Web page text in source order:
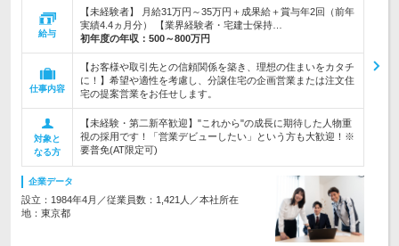
給与
【未経験者】 月給31万円～35万円＋成果給＋賞与年2回（前年
実績4.4ヵ月分） 【業界経験者・宅建士保持…
初年度の年収： 500～800万円
仕事内容
【お客様や取引先との信頼関係を築き、理想の住まいをカタチ
に！】希望や適性を考慮し、分譲住宅の企画営業または注文住
宅の提案営業をお任せします。
対象と
なる方
【未経験・第二新卒歓迎】"これから"の成長に期待した人物重
視の採用です！「営業デビューしたい」という方も大歓迎！※
要普免(AT限定可)
企業データ
設立：1984年4月／従業員数：1,421人／本社所在
地：東京都